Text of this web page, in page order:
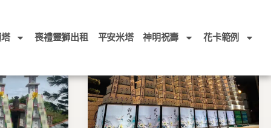
喪禮靈獅出租 平安米塔 神明祝壽 花卡範例